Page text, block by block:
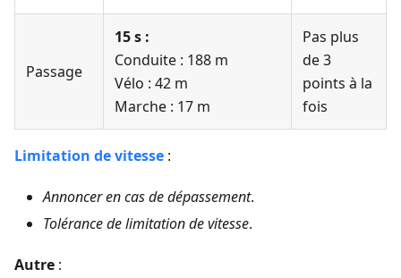
Passage
15 s :
Conduite : 188 m
Vélo : 42 m
Marche : 17 m
Pas plus
de 3
points à la
fois
Limitation de vitesse :
Annoncer en cas de dépassement.
Tolérance de limitation de vitesse.
Autre :